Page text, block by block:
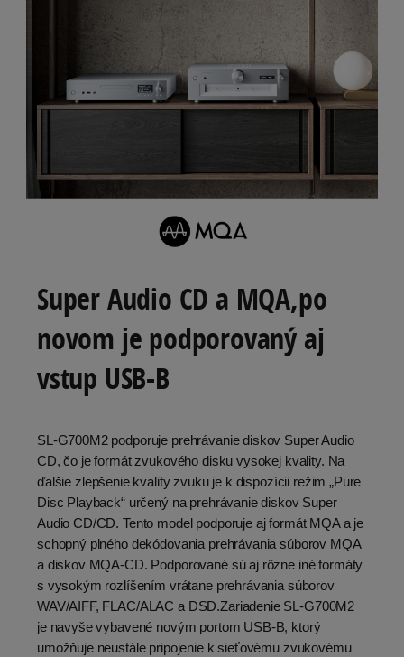
Super Audio CD a MQA,po
novom je podporovaný aj
vstup USB-B
SL-G700M2 podporuje prehrávanie diskov Super Audio
CD, čo je formát zvukového disku vysokej kvality. Na
ďalšie zlepšenie kvality zvuku je k dispozícii režim „Pure
Disc Playback“ určený na prehrávanie diskov Super
Audio CD/CD. Tento model podporuje aj formát MQA a je
schopný plného dekódovania prehrávania súborov MQA
a diskov MQA-CD. Podporované sú aj rôzne iné formáty
s vysokým rozlíšením vrátane prehrávania súborov
WAV/AIFF, FLAC/ALAC a DSD.Zariadenie SL-G700M2
je navyše vybavené novým portom USB-B, ktorý
umožňuje neustále pripojenie k sieťovému zvukovému